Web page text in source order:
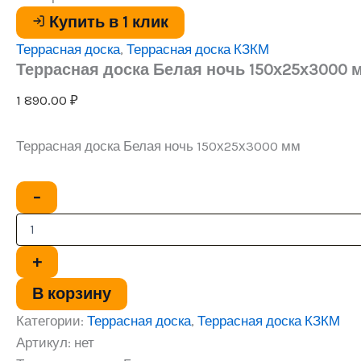
Купить в 1 клик
Террасная доска, Террасная доска КЗКМ
Террасная доска Белая ночь 150х25х3000
1 890.00 ₽
Террасная доска Белая ночь 150х25х3000 мм
−
Количество
товара
Белая
ночь
150х25х3000
мм
+
В корзину
Категории: Террасная доска, Террасная доска КЗКМ
Артикул: нет